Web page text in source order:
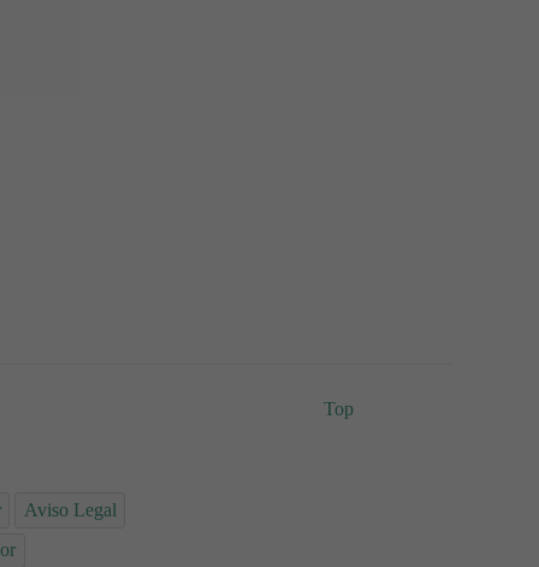
Aviso Legal
Top